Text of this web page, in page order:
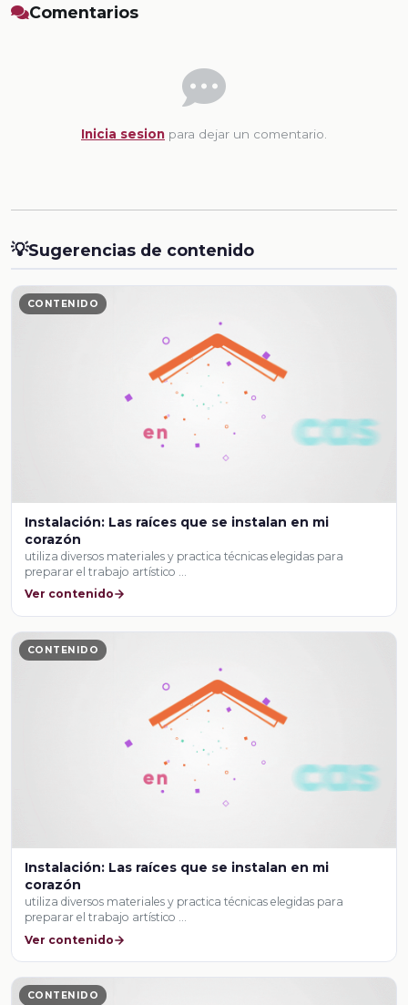
Comentarios
Inicia sesion para dejar un comentario.
💡Sugerencias de contenido
CONTENIDO
Instalación: Las raíces que se instalan en mi
corazón
utiliza diversos materiales y practica técnicas elegidas para
preparar el trabajo artístico …
Ver contenido
CONTENIDO
Instalación: Las raíces que se instalan en mi
corazón
utiliza diversos materiales y practica técnicas elegidas para
preparar el trabajo artístico …
Ver contenido
CONTENIDO